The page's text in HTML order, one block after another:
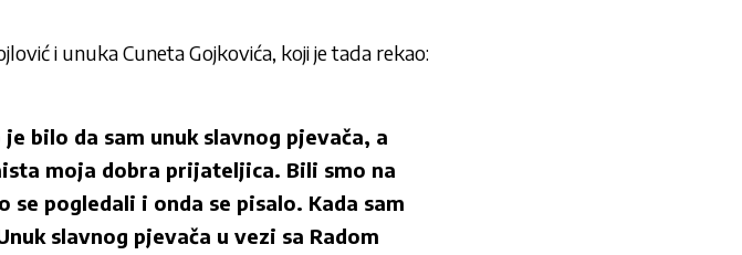
i unuka Cuneta Gojkovića, koji je tada rekao:
bilo da sam unuk slavnog pjevača, a
moja dobra prijateljica. Bili smo na
pogledali i onda se pisalo. Kada sam
slavnog pjevača u vezi sa Radom